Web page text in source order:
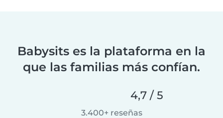
Babysits es la plataforma en la
que las familias más confían.
4,7 / 5
3.400+ reseñas